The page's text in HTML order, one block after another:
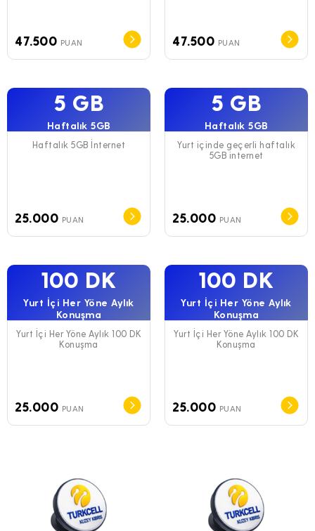
47.500 PUAN 47.500 PUAN
5 GB
Haftalık 5GB
Haftalık 5GB İnternet
25.000 PUAN
5 GB
Haftalık 5GB
Yurt içinde geçerli haftalık
5GB internet
25.000 PUAN
100 DK
Yurt İçi Her Yöne Aylık
Konuşma
Yurt İçi Her Yöne Aylık 100 DK
Konuşma
25.000 PUAN
100 DK
Yurt İçi Her Yöne Aylık
Konuşma
Yurt İçi Her Yöne Aylık 100 DK
Konuşma
25.000 PUAN